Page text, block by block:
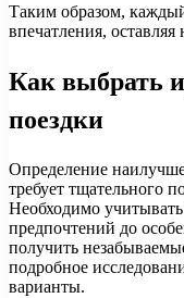
Таким образом,
впечатления,
Как выбрать
поездки
Определение
требует тщательного
Необходимо
предпочтений до
получить
подробное
варианты.